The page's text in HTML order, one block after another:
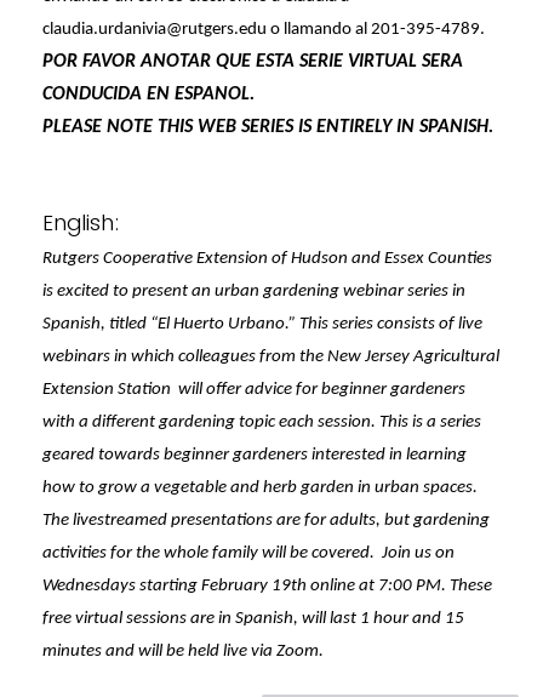
claudia.urdanivia@rutgers.edu o llamando al 201-395-4789.
POR FAVOR ANOTAR QUE ESTA SERIE VIRTUAL SERA
CONDUCIDA EN ESPANOL.
PLEASE NOTE THIS WEB SERIES IS ENTIRELY IN SPANISH.
English:
Rutgers Cooperative Extension of Hudson and Essex Counties
is excited to present an urban gardening webinar series in
Spanish, titled “El Huerto Urbano.” This series consists of live
webinars in which colleagues from the New Jersey Agricultural
Extension Station will offer advice for beginner gardeners
with a different gardening topic each session. This is a series
geared towards beginner gardeners interested in learning
how to grow a vegetable and herb garden in urban spaces.
The livestreamed presentations are for adults, but gardening
activities for the whole family will be covered. Join us on
Wednesdays starting February 19th online at 7:00 PM. These
free virtual sessions are in Spanish, will last 1 hour and 15
minutes and will be held live via Zoom.